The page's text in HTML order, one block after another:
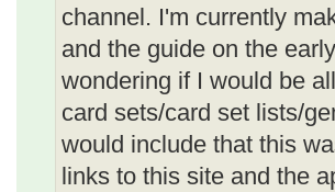
channel. I'm currently
and the guide on the
wondering if I would be
card sets/card set lists/
would include that this
links to this site and the